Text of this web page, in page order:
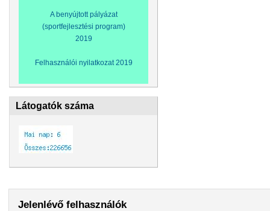
A benyújtott pályázat
(sportfejlesztési program)
2019
Felhasználói nyilatkozat 2019
Látogatók száma
Jelenlévő felhasználók